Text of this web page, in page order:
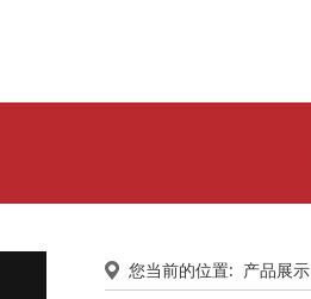
您当前的位置: 产品展示